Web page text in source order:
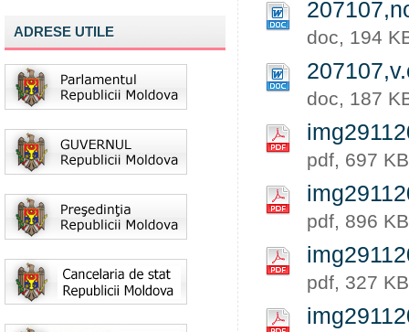
ADRESE UTILE doc, 194
doc, 187
pdf, 697 KB
pdf, 896 KB
pdf, 327 KB